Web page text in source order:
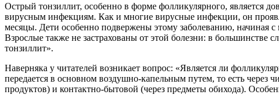
Острый тонзиллит, особенно в форме фолликулярного, является
вирусным инфекциям. Как и многие вирусные инфекции, он
месяцы. Дети особенно подвержены этому заболеванию, начиная
Взрослые также не застрахованы от этой болезни: в большинстве
тонзиллит».
Наверняка у читателей возникает вопрос: «Является ли
передается в основном воздушно-капельным путем, то есть
продуктов) и контактно-бытовой (через предметы обихода).